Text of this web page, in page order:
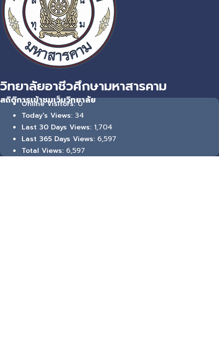
วิทยาลัยอาชีวศึกษามหาสารคาม
สถิติการเข้าชมเว็บวิทยาลัย
Online Visitors:0
Today's Views: 34
Last 30 Days Views: 1,704
Last 365 Days Views: 6,597
Total Views: 6,597